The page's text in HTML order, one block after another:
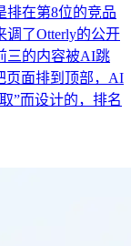
排在第8位的竞品
调了Otterly的公开
三的内容被AI跳
页面排到顶部，AI
”而设计的，排名